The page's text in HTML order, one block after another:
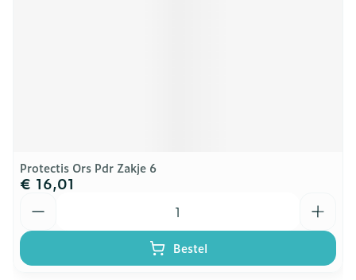
Protectis Ors Pdr Zakje 6
€ 16,01
Bestel